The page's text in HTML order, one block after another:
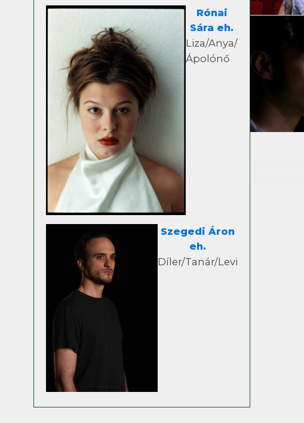
Rónai
Sára eh.
Liza/Anya/
Ápolónő
Szegedi Áron
eh.
Díler/Tanár/Levi